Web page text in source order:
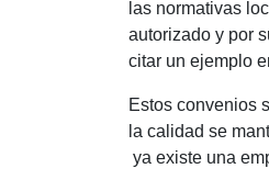
las normativas
autorizado y por
citar un ejemplo
Estos convenios
la calidad se
ya existe una